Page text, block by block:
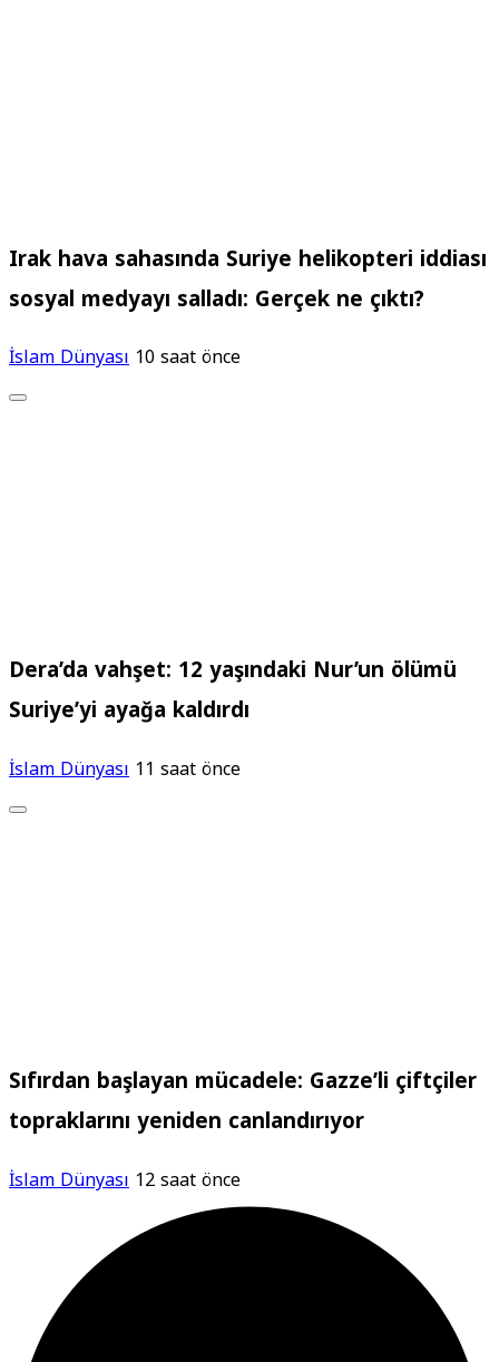
Irak hava sahasında Suriye helikopteri iddiası
sosyal medyayı salladı: Gerçek ne çıktı?
İslam Dünyası 10 saat önce
Dera’da vahşet: 12 yaşındaki Nur’un ölümü
Suriye’yi ayağa kaldırdı
İslam Dünyası 11 saat önce
Sıfırdan başlayan mücadele: Gazze’li çiftçiler
topraklarını yeniden canlandırıyor
İslam Dünyası 12 saat önce